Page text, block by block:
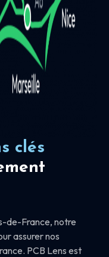
clés
de-France, notre
assurer nos
PCB Lens est